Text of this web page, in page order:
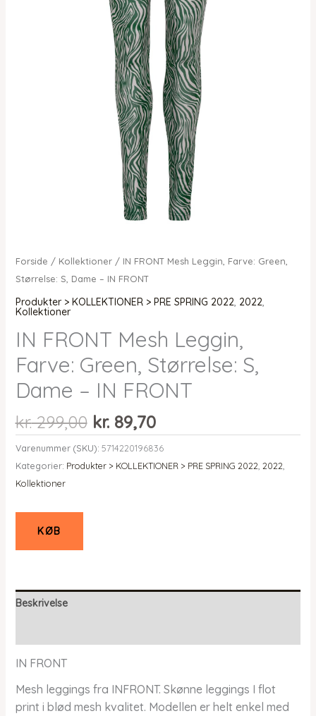
Forside / Kollektioner/ IN FRONT Mesh Leggin, Farve: Green,
Størrelse: S, Dame – IN FRONT
Produkter > KOLLEKTIONER > PRE SPRING 2022, 2022,
Kollektioner
IN FRONT Mesh Leggin,
Farve: Green, Størrelse: S,
Dame – IN FRONT
kr.299,00 Den
oprindelige
pris
var:
kr.89,70Den
aktuelle
pris
er:
Varenummer (SKU): 5714220196836
Kategorier: Produkter > KOLLEKTIONER > PRE SPRING 2022 2022
Kollektioner
KØB
Beskrivelse
IN FRONT
Mesh leggings fra INFRONT. Skønne leggings I flot
print i blød mesh kvalitet. Modellen er helt enkel med